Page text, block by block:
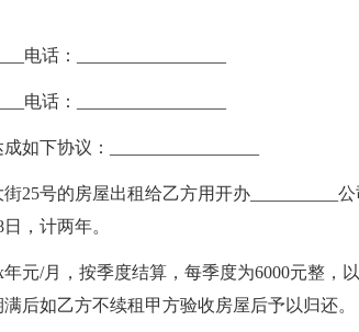
电话：_________________
电话：_________________
如下协议：_________________
25号的房屋出租给乙方用开办__________
，计两年。
元/月，按季度结算，每季度为6000元整，
后如乙方不续租甲方验收房屋后予以归还。